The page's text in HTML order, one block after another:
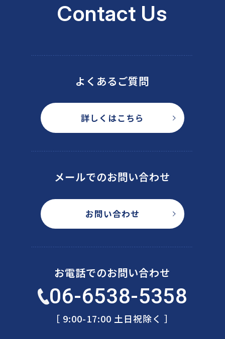
Contact Us
よくあるご質問
詳しくはこちら
メールでのお問い合わせ
お問い合わせ
お電話でのお問い合わせ
06-6538-5358
［ 9:00-17:00 土日祝除く ］